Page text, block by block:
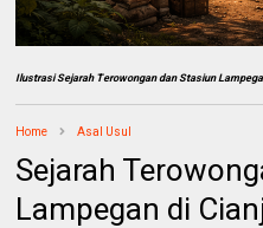
IlustrasiSejarah Terowongan dan Stasiun
Home Asal Usul
Sejarah
Lampegan di